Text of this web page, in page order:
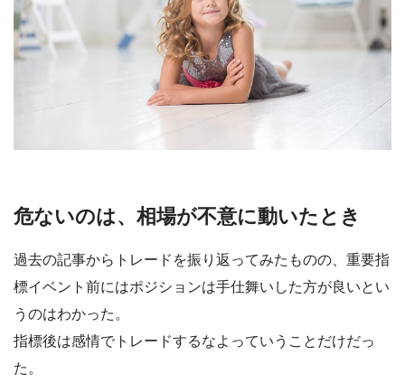
危ないのは、相場が不意に動いたとき
過去の記事からトレードを振り返ってみたものの、重要指
標イベント前にはポジションは手仕舞いした方が良いとい
うのはわかった。
指標後は感情でトレードするなよっていうことだけだっ
た。